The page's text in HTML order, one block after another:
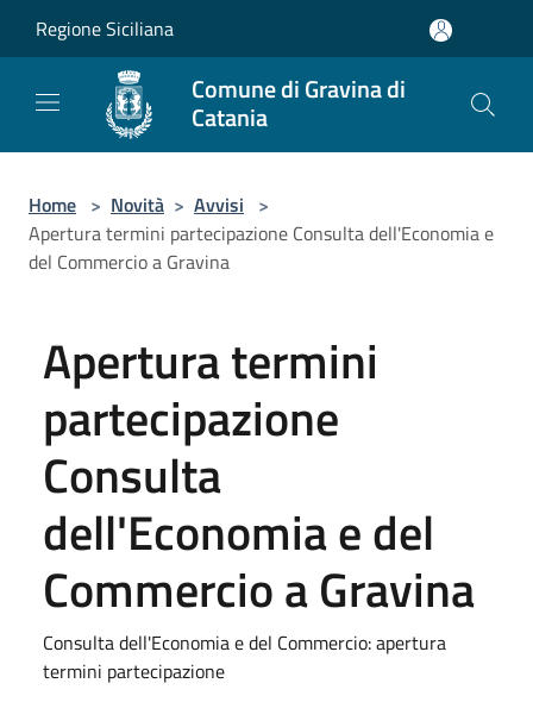
Regione Siciliana
Comune di Gravina di
Catania
Home > Novità > Avvisi >
Apertura termini partecipazione Consulta dell'Economia e
del Commercio a Gravina
Apertura termini
partecipazione
Consulta
dell'Economia e del
Commercio a Gravina
Consulta dell'Economia e del Commercio: apertura
termini partecipazione